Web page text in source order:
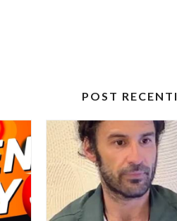
POST RECENTI